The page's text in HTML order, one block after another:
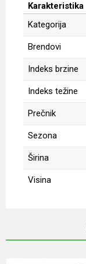
Karakteristika
Kategorija
Brendovi
Indeks brzine
Indeks težine
Prečnik
Sezona
Širina
Visina